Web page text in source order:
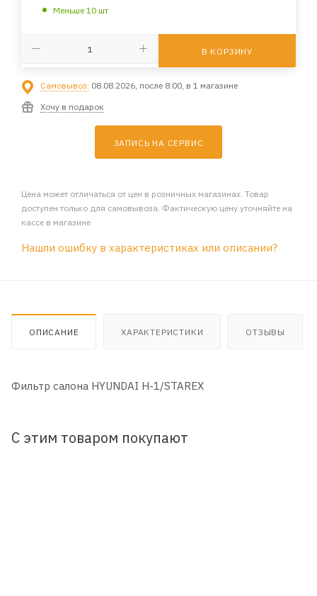
Меньше 10 шт
В КОРЗИНУ
Самовывоз: 08.08.2026, после 8:00, в 1 магазине
Хочу в подарок
ЗАПИСЬ НА СЕРВИС
Цена может отличаться от цен в розничных магазинах. Товар
доступен только для самовывоза. Фактическую цену уточняйте на
кассе в магазине
Нашли ошибку в характеристиках или описании?
ОПИСАНИЕ ХАРАКТЕРИСТИКИ ОТЗЫВЫ
Фильтр салона HYUNDAI H-1/STAREX
С этим товаром покупают